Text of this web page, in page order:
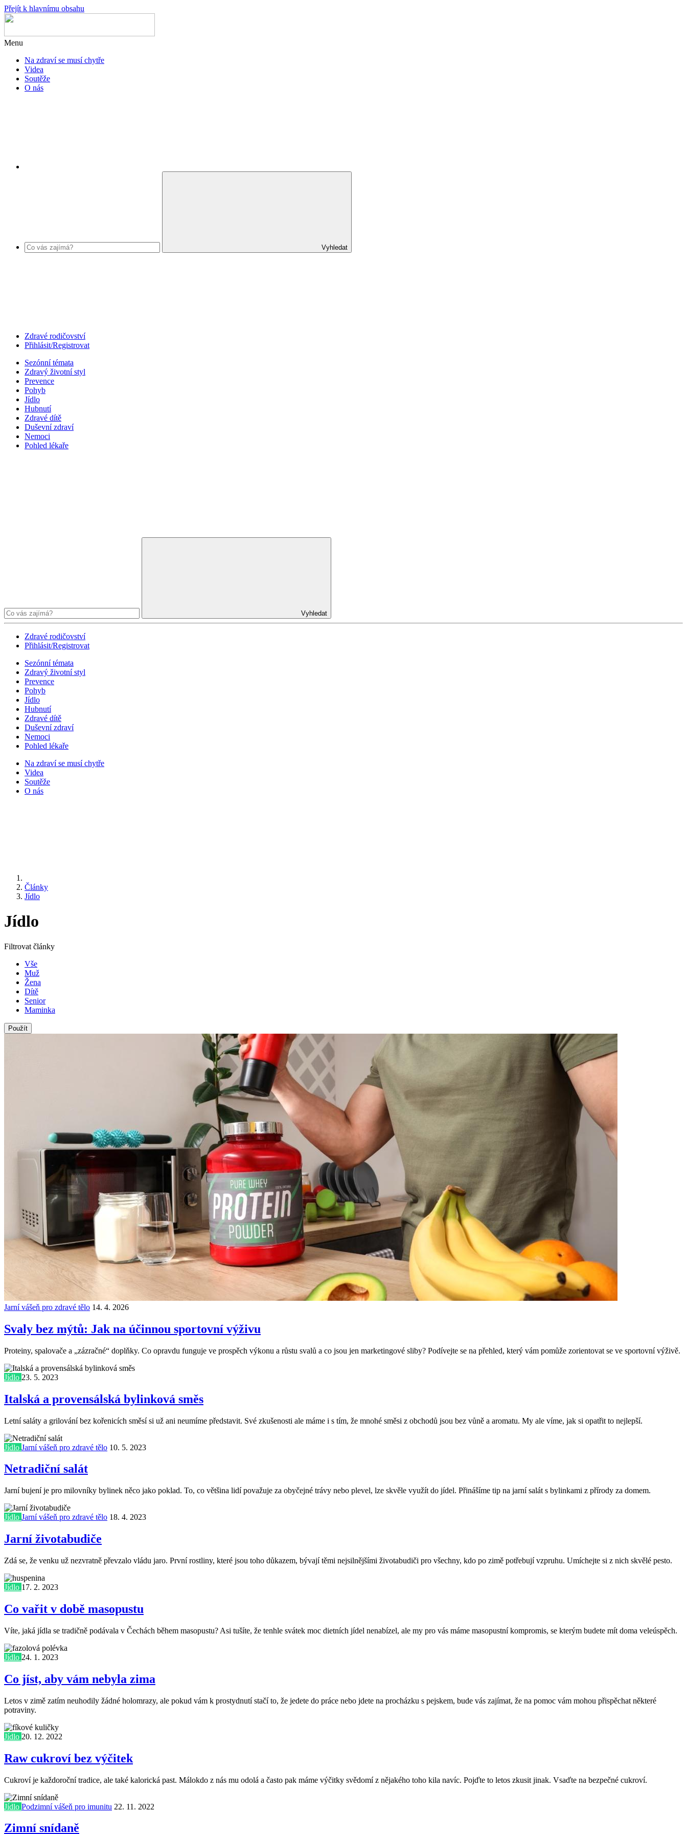
Přejít k hlavnímu obsahu
Menu
Na zdraví se musí chytře
Videa
Soutěže
O nás
Vyhledat
Zdravé rodičovství
Přihlásit/Registrovat
Sezónní témata
Zdravý životní styl
Prevence
Pohyb
Jídlo
Hubnutí
Zdravé dítě
Duševní zdraví
Nemoci
Pohled lékaře
Vyhledat
Zdravé rodičovství
Přihlásit/Registrovat
Sezónní témata
Zdravý životní styl
Prevence
Pohyb
Jídlo
Hubnutí
Zdravé dítě
Duševní zdraví
Nemoci
Pohled lékaře
Na zdraví se musí chytře
Videa
Soutěže
O nás
Články
Jídlo
Jídlo
Filtrovat články
Vše
Muž
Žena
Dítě
Senior
Maminka
Jarní vášeň pro zdravé tělo 14. 4. 2026
Svaly bez mýtů: Jak na účinnou sportovní výživu
Proteiny, spalovače a „zázračné“ doplňky. Co opravdu funguje ve prospěch výkonu a růstu svalů a co jsou jen marketingové sliby? Podívejte se na přehled, který vám pomůže zorientovat se ve sportovní výživě.
Jídlo 23. 5. 2023
Italská a provensálská bylinková směs
Letní saláty a grilování bez kořenicích směsí si už ani neumíme představit. Své zkušenosti ale máme i s tím, že mnohé směsi z obchodů jsou bez vůně a aromatu. My ale víme, jak si opatřit to nejlepší.
Jídlo Jarní vášeň pro zdravé tělo 10. 5. 2023
Netradiční salát
Jarní bujení je pro milovníky bylinek něco jako poklad. To, co většina lidí považuje za obyčejné trávy nebo plevel, lze skvěle využít do jídel. Přinášíme tip na jarní salát s bylinkami z přírody za domem.
Jídlo Jarní vášeň pro zdravé tělo 18. 4. 2023
Jarní životabudiče
Zdá se, že venku už nezvratně převzalo vládu jaro. První rostliny, které jsou toho důkazem, bývají těmi nejsilnějšími životabudiči pro všechny, kdo po zimě potřebují vzpruhu. Umíchejte si z nich skvělé pesto.
Jídlo 17. 2. 2023
Co vařit v době masopustu
Víte, jaká jídla se tradičně podávala v Čechách během masopustu? Asi tušíte, že tenhle svátek moc dietních jídel nenabízel, ale my pro vás máme masopustní kompromis, se kterým budete mít doma veleúspěch.
Jídlo 24. 1. 2023
Co jíst, aby vám nebyla zima
Letos v zimě zatím neuhodily žádné holomrazy, ale pokud vám k prostydnutí stačí to, že jedete do práce nebo jdete na procházku s pejskem, bude vás zajímat, že na pomoc vám mohou přispěchat některé
potraviny.
Jídlo 20. 12. 2022
Raw cukroví bez výčitek
Cukroví je každoroční tradice, ale také kalorická past. Málokdo z nás mu odolá a často pak máme výčitky svědomí z nějakého toho kila navíc. Pojďte to letos zkusit jinak. Vsaďte na bezpečné cukroví.
Jídlo Podzimní vášeň pro imunitu 22. 11. 2022
Zimní snídaně